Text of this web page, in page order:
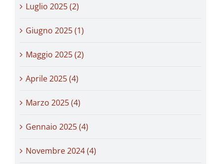
Luglio 2025 (2)
Giugno 2025 (1)
Maggio 2025 (2)
Aprile 2025 (4)
Marzo 2025 (4)
Gennaio 2025 (4)
Novembre 2024 (4)